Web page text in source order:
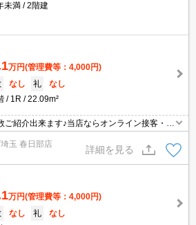
未満
2階建
万円(管理費等：4,000円)
なし 礼
なし
1R 22.09m²
ご紹介出来ます♪当店ならオンライン接客・内
のお問い合わせの際は、電話番号も記載頂き
応できます♪
玉 春日部店
詳細を見る
万円(管理費等：4,000円)
なし 礼
なし